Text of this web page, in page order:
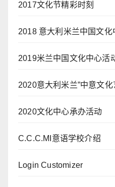
2017文化节精彩时刻
2018 意大利米兰中国文化
2019米兰中国文化中心活
2020意大利米兰”中意文化
2020文化中心承办活动
C.C.C.MI意语学校介绍
Login Customizer